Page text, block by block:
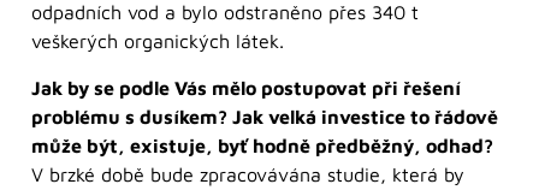
odpadních vod a bylo odstraněno přes 340 t
veškerých organických látek.
Jak by se podle Vás mělo postupovat při řešení
problému s dusíkem? Jak velká investice to řádově
může být, existuje, byť hodně předběžný, odhad?
V brzké době bude zpracovávána studie, která by